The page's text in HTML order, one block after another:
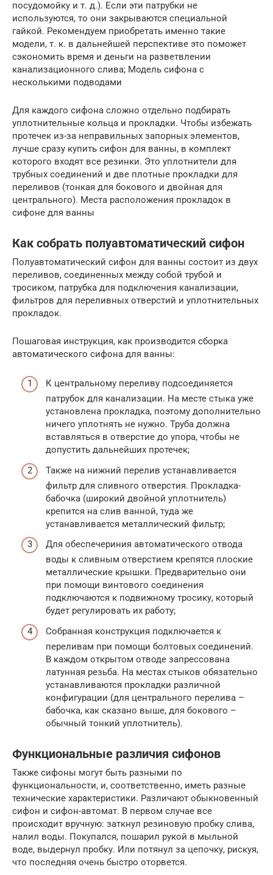
посудомойку и т. д.). Если эти патрубки не
используются, то они закрываются специальной
гайкой. Рекомендуем приобретать именно такие
модели, т. к. в дальнейшей перспективе это поможет
сэкономить время и деньги на разветвлении
канализационного слива; Модель сифона с
несколькими подводами
Для каждого сифона сложно отдельно подбирать
уплотнительные кольца и прокладки. Чтобы избежать
протечек из-за неправильных запорных элементов,
лучше сразу купить сифон для ванны, в комплект
которого входят все резинки. Это уплотнители для
трубных соединений и две плотные прокладки для
переливов (тонкая для бокового и двойная для
центрального). Места расположения прокладок в
сифоне для ванны
Как собрать полуавтоматический сифон
Полуавтоматический сифон для ванны состоит из двух
переливов, соединенных между собой трубой и
тросиком, патрубка для подключения канализации,
фильтров для переливных отверстий и уплотнительных
прокладок.
Пошаговая инструкция, как производится сборка
автоматического сифона для ванны:
К центральному переливу подсоединяется
патрубок для канализации. На месте стыка уже
установлена прокладка, поэтому дополнительно
ничего уплотнять не нужно. Труба должна
вставляться в отверстие до упора, чтобы не
допустить дальнейших протечек;
Также на нижний перелив устанавливается
фильтр для сливного отверстия. Прокладка-
бабочка (широкий двойной уплотнитель)
крепится на слив ванной, туда же
устанавливается металлический фильтр;
Для обеспечериния автоматического отвода
воды к сливным отверстием крепятся плоские
металлические крышки. Предварительно они
при помощи винтового соединения
подключаются к подвижному тросику, который
будет регулировать их работу;
Собранная конструкция подключается к
переливам при помощи болтовых соединений.
В каждом открытом отводе запрессована
латунная резьба. На местах стыков обязательно
устанавливаются прокладки различной
конфигурации (для центрального перелива –
бабочка, как сказано выше, для бокового –
обычный тонкий уплотнитель).
Функциональные различия сифонов
Также сифоны могут быть разными по
функциональности, и, соответственно, иметь разные
технические характеристики. Различают обыкновенный
сифон и сифон-автомат. В первом случае все
происходит вручную: заткнул резиновую пробку слива,
налил воды. Покупался, пошарил рукой в мыльной
воде, выдернул пробку. Или потянул за цепочку, рискуя,
что последняя очень быстро оторвется.